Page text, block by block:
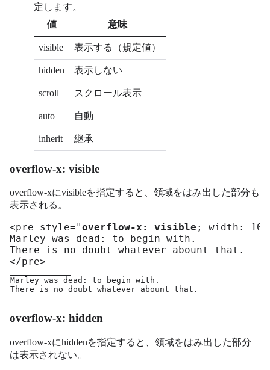
定します。
値
意味
visible 表示する（規定値）
hidden 表示しない
scroll スクロール表示
auto 自動
inherit 継承
overflow-x: visible
overflow-xにvisibleを指定すると、領域をはみ出した部分も
表示される。
<pre style="overflow-x: visible ; width:
Marley was dead: to begin with.
There is no doubt whatever abount that.
</pre>
Marley was dead: to begin with.
overflow-x: hidden
overflow-xにhiddenを指定すると、領域をはみ出した部分
は表示されない。